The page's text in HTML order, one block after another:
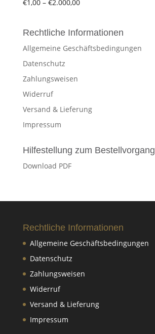
€3.000,00
€1,00 – €2.000,00
€2.000,00
Rechtliche Informationen
Allgemeine Geschäftsbedingungen
Datenschutz
Zahlungsweisen
Widerruf
Versand & Lieferung
Impressum
Hilfestellung zum Bestellvorgang
Download PDF
Rechtliche Informationen
Allgemeine Geschäftsbedingungen
Datenschutz
Zahlungsweisen
Widerruf
Versand & Lieferung
Impressum